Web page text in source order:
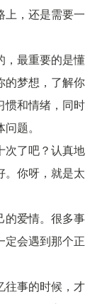
上，还是需要一
，最重要的是懂
的梦想，了解你
惯和情绪，同时
题。
次了吧？认真地
。你呀，就是太
的爱情。很多事
定会遇到那个正
往事的时候，才